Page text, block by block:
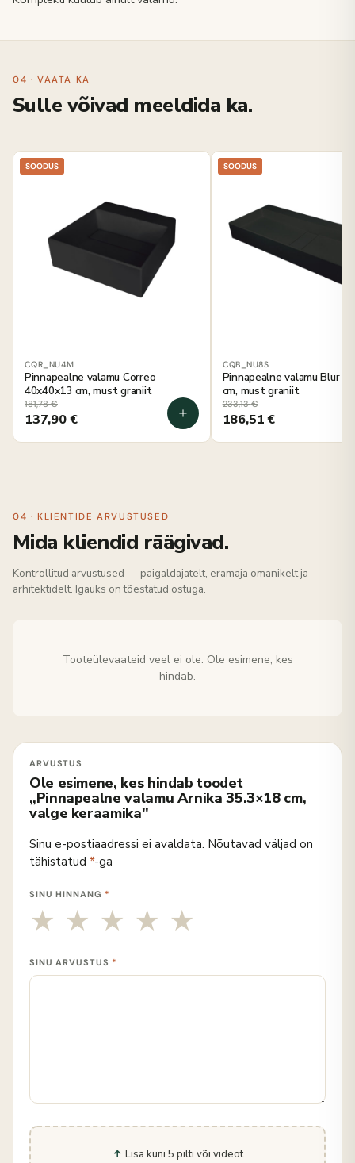
04 · VAATA KA
Sulle võivad meeldida ka.
SOODUS
CQR_NU4M
Pinnapealne valamu Correo
40x40x13 cm, must graniit
181,78€
137,90€
SOODUS
CQB_NU8S
Pinnapealne valamu Blur
cm, must graniit
233,13€
186,51€
04 · KLIENTIDE ARVUSTUSED
Mida kliendid räägivad.
Kontrollitud arvustused — paigaldajatelt, eramaja omanikelt ja
arhitektidelt. Igaüks on tõestatud ostuga.
Tooteülevaateid veel ei ole. Ole esimene, kes
hindab.
Ole esimene, kes hindab toodet
„Pinnapealne valamu Arnika 35.3×18 cm,
valge keraamika"
Sinu e-postiaadressi ei avaldata. Nõutavad väljad on
tähistatud *-ga
SINU HINNANG *
SINU ARVUSTUS *
Lisa kuni 5 pilti või videot